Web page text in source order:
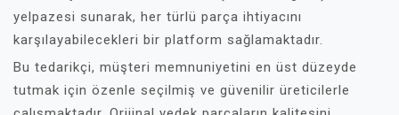
yelpazesi sunarak, her türlü parça ihtiyacını
karşılayabilecekleri bir platform sağlamaktadır.
Bu tedarikçi, müşteri memnuniyetini en üst düzeyde
tutmak için özenle seçilmiş ve güvenilir üreticilerle